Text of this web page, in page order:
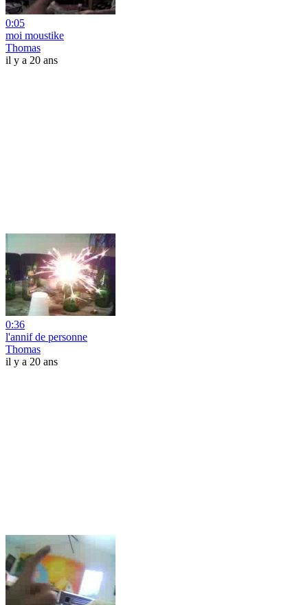
0:05
moi moustike
Thomas
il y a 20 ans
0:36
l'annif de personne
Thomas
il y a 20 ans